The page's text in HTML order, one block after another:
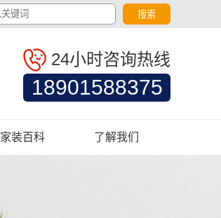
搜索
24小时咨询热线
18901588375
家装百科 了解我们